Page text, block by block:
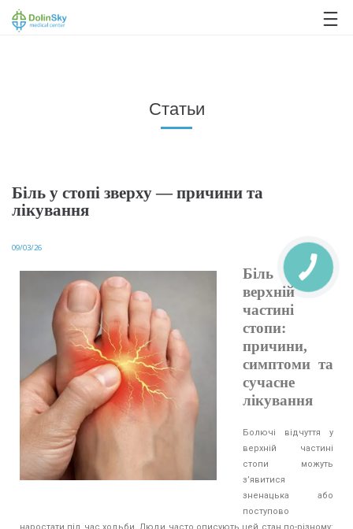
Статьи
Біль у стопі зверху — причини та
лікування
09/03/26
Біль у
верхній
частині
стопи:
причини,
симптоми та
сучасне
лікування
Болючі відчуття у
верхній частині
стопи можуть
з’явитися
зненацька або
поступово